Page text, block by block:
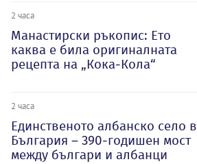
2 часа
Манастирски ръкопис: Ето
каква е била оригиналната
рецепта на „Кока-Кола“
2 часа
Единственото албанско село в
България – 390-годишен мост
между българи и албанци